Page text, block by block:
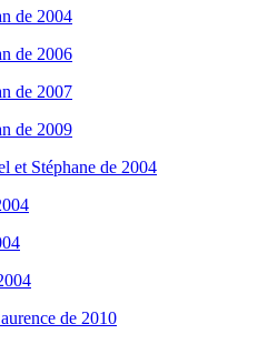
de 2004
de 2006
de 2007
de 2009
et Stéphane de 2004
de 2010